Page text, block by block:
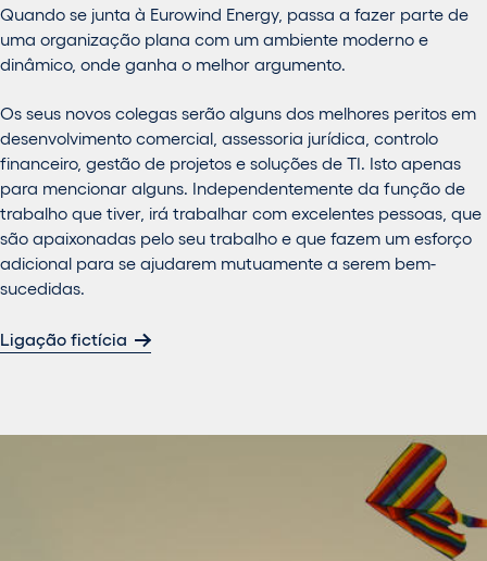
Quando se junta à Eurowind Energy, passa a fazer parte de
uma organização plana com um ambiente moderno e
dinâmico, onde ganha o melhor argumento.
Os seus novos colegas serão alguns dos melhores peritos em
desenvolvimento comercial, assessoria jurídica, controlo
financeiro, gestão de projetos e soluções de TI. Isto apenas
para mencionar alguns. Independentemente da função de
trabalho que tiver, irá trabalhar com excelentes pessoas, que
são apaixonadas pelo seu trabalho e que fazem um esforço
adicional para se ajudarem mutuamente a serem bem-
sucedidas.
Ligação fictícia